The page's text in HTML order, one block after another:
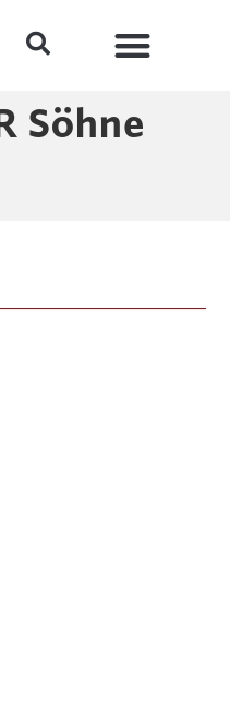
Söhne